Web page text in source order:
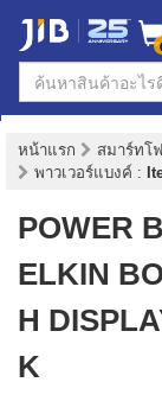
หน้าแรก สมาร์ทโ
พาวเวอร์แบงค์ :
POWER
ELKIN
H
K